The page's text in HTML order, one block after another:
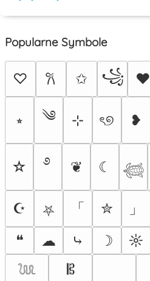
Popularne Symbole
♡ 𐙚 ✩ ꧁ ♥
⭒ ༄ ⊹ ৎ୭ ❥
☆ ࿔ ❦ ☾ 𓆉
☪ ⛧ 「 ✮ 」
❝
☁ ⤷ ☽ ☼
𓆙
𝄡